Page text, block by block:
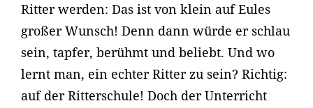
Ritter werden: Das ist von klein auf Eules
großer Wunsch! Denn dann würde er schlau
sein, tapfer, berühmt und beliebt. Und wo
lernt man, ein echter Ritter zu sein? Richtig:
auf der Ritterschule! Doch der Unterricht